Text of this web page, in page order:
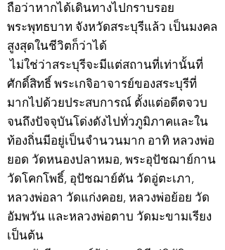
ถือว่าหากได้เดินทางไปกราบรอย
พระพุทธบาท จังหวัดสระบุรีแล้ว เป็นมงคล
สูงสุดในชีวิตก็ว่าได้
ไม่ใช่ว่าสระบุรีจะมีแต่สถานที่เท่านั้นที่
ศักดิ์สิทธิ์ พระเกจิอาจารย์ของสระบุรีที่
มากไปด้วยประสบการณ์ ตั้งแต่อดีตจวบ
จนถึงปัจจุบันโด่งดังไปทั่วภูมิภาคและใน
ท้องถิ่นมีอยู่เป็นจำนวนมาก อาทิ หลวงพ่อ
ยอด วัดหนองปลาหมอ, พระอุปัชฌาย์กาน
วัดโคกโพธิ์, อุปัชฌาย์ตัน วัดอู่ตะเภา,
หลวงพ่อลา วัดแก่งคอย, หลวงพ่อย้อย วัด
อัมพวัน และหลวงพ่อตาบ วัดมะขามเรียง
เป็นต้น